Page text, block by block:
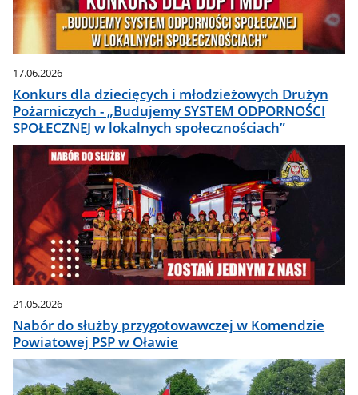
17.06.2026
Konkurs dla dziecięcych i młodzieżowych Drużyn
Pożarniczych - „Budujemy SYSTEM ODPORNOŚCI
SPOŁECZNEJ w lokalnych społecznościach”
21.05.2026
Nabór do służby przygotowawczej w Komendzie
Powiatowej PSP w Oławie